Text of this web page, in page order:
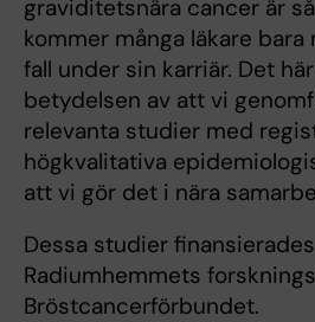
graviditetsnära cancer är
kommer många läkare bara
fall under sin karriär. Det
betydelsen av att vi
relevanta studier med
högkvalitativa
att vi gör det i nära
Dessa studier
Radiumhemmets
Bröstcancerförbundet.